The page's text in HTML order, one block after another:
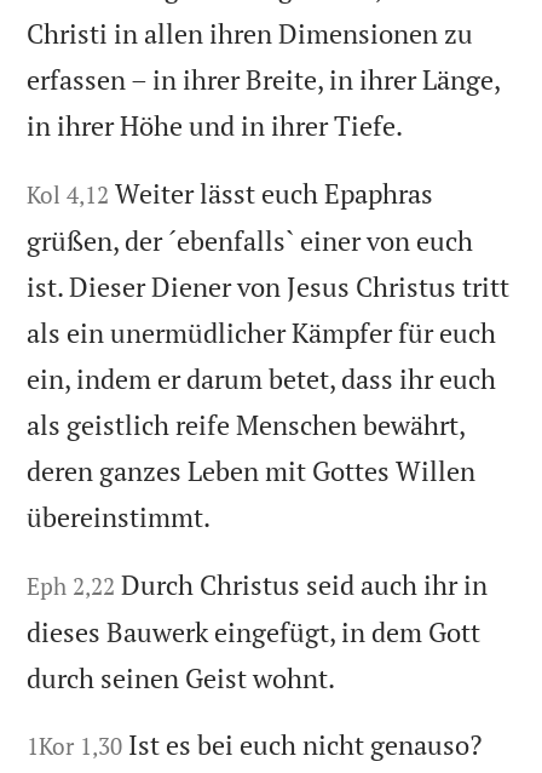
Christi in allen ihren Dimensionen zu
erfassen – in ihrer Breite, in ihrer Länge,
in ihrer Höhe und in ihrer Tiefe.
Kol 4,12 Weiter lässt euch Epaphras
grüßen, der ´ebenfalls` einer von euch
ist. Dieser Diener von Jesus Christus tritt
als ein unermüdlicher Kämpfer für euch
ein, indem er darum betet, dass ihr euch
als geistlich reife Menschen bewährt,
deren ganzes Leben mit Gottes Willen
übereinstimmt.
Eph 2,22 Durch Christus seid auch ihr in
dieses Bauwerk eingefügt, in dem Gott
durch seinen Geist wohnt.
1Kor 1,30 Ist es bei euch nicht genauso?